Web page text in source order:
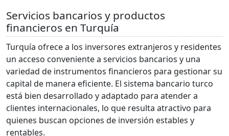
Servicios bancarios y productos
financieros en Turquía
Turquía ofrece a los inversores extranjeros y residentes
un acceso conveniente a servicios bancarios y una
variedad de instrumentos financieros para gestionar su
capital de manera eficiente. El sistema bancario turco
está bien desarrollado y adaptado para atender a
clientes internacionales, lo que resulta atractivo para
quienes buscan opciones de inversión estables y
rentables.